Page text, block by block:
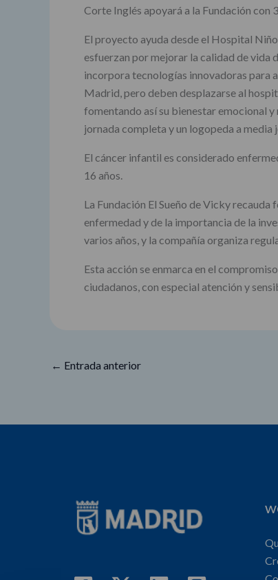
Corte Inglés apoyará a la Fundación
El proyecto ayuda desde el Hospital
esfuerzan por mejorar la calidad de vida
incorpora tecnologías innovadoras para
Madrid, pero deben desplazarse al
fomentando así su bienestar emocional
jornada completa y un logopeda a media
El cáncer infantil es considerado
16 años.
La Fundación El Sueño de Vicky
enfermedad y de la importancia de la
varios años, y la compañía organiza
Esta acción se enmarca en el
ciudadanos, con especial atención y
← Entrada anterior